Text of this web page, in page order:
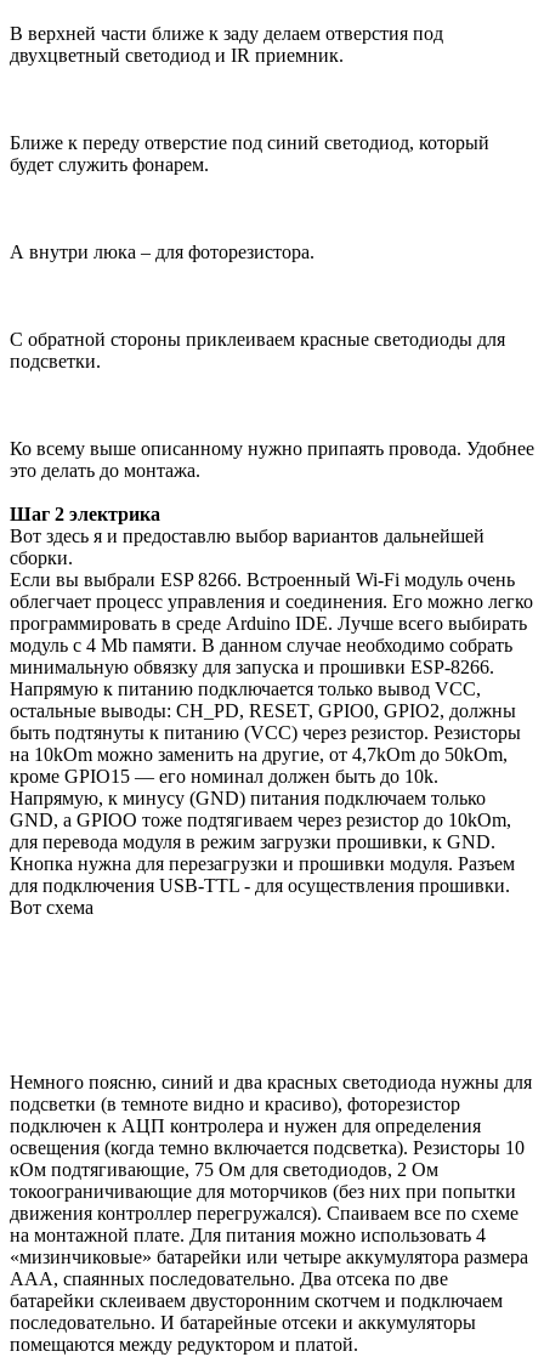
В верхней части ближе к заду делаем отверстия под
двухцветный светодиод и IR приемник.
Ближе к переду отверстие под синий светодиод, который
будет служить фонарем.
А внутри люка – для фоторезистора.
С обратной стороны приклеиваем красные светодиоды для
подсветки.
Ко всему выше описанному нужно припаять провода. Удобнее
это делать до монтажа.
Шаг 2 электрика
Вот здесь я и предоставлю выбор вариантов дальнейшей
сборки.
Если вы выбрали ESP 8266. Встроенный Wi-Fi модуль очень
облегчает процесс управления и соединения. Его можно легко
программировать в среде Arduino IDE. Лучше всего выбирать
модуль с 4 Mb памяти. В данном случае необходимо собрать
минимальную обвязку для запуска и прошивки ESP-8266.
Напрямую к питанию подключается только вывод VCC,
остальные выводы: CH_PD, RESET, GPIO0, GPIO2, должны
быть подтянуты к питанию (VCC) через резистор. Резисторы
на 10kOm можно заменить на другие, от 4,7kOm до 50kOm,
кроме GPIO15 — его номинал должен быть до 10k.
Напрямую, к минусу (GND) питания подключаем только
GND, а GPIOO тоже подтягиваем через резистор до 10kOm,
для перевода модуля в режим загрузки прошивки, к GND.
Кнопка нужна для перезагрузки и прошивки модуля. Разъем
для подключения USB-TTL - для осуществления прошивки.
Вот схема
Немного поясню, синий и два красных светодиода нужны для
подсветки (в темноте видно и красиво), фоторезистор
подключен к АЦП контролера и нужен для определения
освещения (когда темно включается подсветка). Резисторы 10
кОм подтягивающие, 75 Ом для светодиодов, 2 Ом
токоограничивающие для моторчиков (без них при попытки
движения контроллер перегружался). Спаиваем все по схеме
на монтажной плате. Для питания можно использовать 4
«мизинчиковые» батарейки или четыре аккумулятора размера
AAA, спаянных последовательно. Два отсека по две
батарейки склеиваем двусторонним скотчем и подключаем
последовательно. И батарейные отсеки и аккумуляторы
помещаются между редуктором и платой.